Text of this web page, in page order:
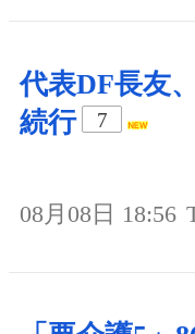
代表DF長友
続行
7
08月08日 18:56